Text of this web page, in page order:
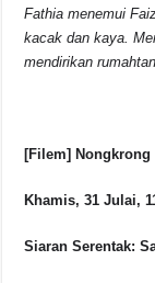
Fathia menemui
kacak dan kaya.
mendirikan
[Filem] Nongkrong
Khamis, 31 Julai,
Siaran Serentak: